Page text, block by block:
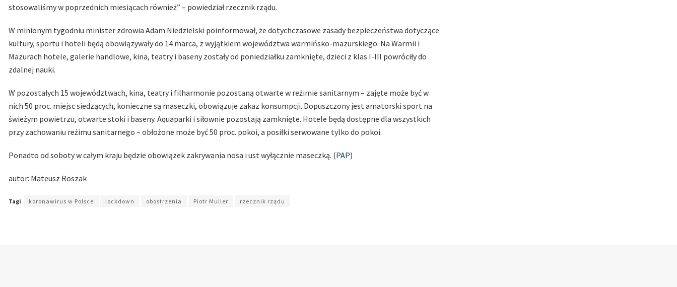
stosowaliśmy w poprzednich miesiącach również” – powiedział rzecznik rządu.
W minionym tygodniu minister zdrowia Adam Niedzielski poinformował, że dotychczasowe zasady bezpieczeństwa dotyczące
kultury, sportu i hoteli będą obowiązywały do 14 marca, z wyjątkiem województwa warmińsko-mazurskiego. Na Warmii i
Mazurach hotele, galerie handlowe, kina, teatry i baseny zostały od poniedziałku zamknięte, dzieci z klas I-III powróciły do
zdalnej nauki.
W pozostałych 15 województwach, kina, teatry i filharmonie pozostaną otwarte w reżimie sanitarnym – zajęte może być w
nich 50 proc. miejsc siedzących, konieczne są maseczki, obowiązuje zakaz konsumpcji. Dopuszczony jest amatorski sport na
świeżym powietrzu, otwarte stoki i baseny. Aquaparki i siłownie pozostają zamknięte. Hotele będą dostępne dla wszystkich
przy zachowaniu reżimu sanitarnego – obłożone może być 50 proc. pokoi, a posiłki serwowane tylko do pokoi.
Ponadto od soboty w całym kraju będzie obowiązek zakrywania nosa i ust wyłącznie maseczką. (PAP)
autor: Mateusz Roszak
Tagi koronawirus w Polsce lockdown obostrzenia Piotr Muller rzecznik rządu